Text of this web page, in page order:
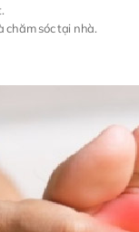
chăm sóc tại nhà.